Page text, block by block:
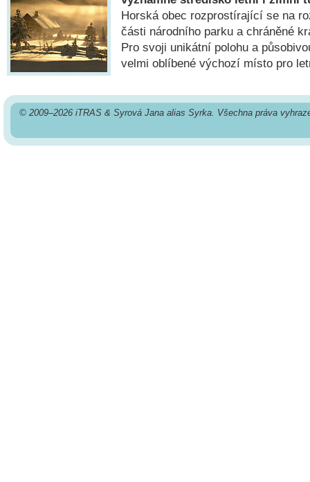
Horská obec rozprostírající se na
části národního parku a chráněné
Pro svoji unikátní polohu a
velmi oblíbené výchozí místo pro
© 2009–2026 iTRAS & Syrová Jana alias Syrka. Všechna práva